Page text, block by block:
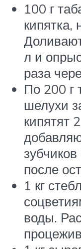
100 г
кипятка,
л и
раза
По 200 г
шелухи
кипятят
после
1 кг
воды.